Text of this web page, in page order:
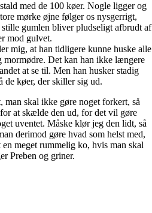
med de 100 køer. Nogle ligger og
mørke øjne følger os nysgerrigt,
gumlen bliver pludseligt afbrudt af
mod gulvet.
mig, at han tidligere kunne huske alle
mormødre. Det kan han ikke længere
at se til. Men han husker stadig
de køer, der skiller sig ud.
man skal ikke gøre noget forkert, så
at skælde den ud, for det vil gøre
uventet. Måske klør jeg den lidt, så
derimod gøre hvad som helst med,
meget rummelig ko, hvis man skal
Preben og griner.